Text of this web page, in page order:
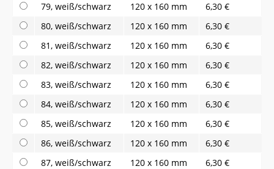
79, weiß/schwarz
120 x 160 mm
6,30 €
80, weiß/schwarz
120 x 160 mm
6,30 €
81, weiß/schwarz
120 x 160 mm
6,30 €
82, weiß/schwarz
120 x 160 mm
6,30 €
83, weiß/schwarz
120 x 160 mm
6,30 €
84, weiß/schwarz
120 x 160 mm
6,30 €
85, weiß/schwarz
120 x 160 mm
6,30 €
86, weiß/schwarz
120 x 160 mm
6,30 €
87, weiß/schwarz
120 x 160 mm
6,30 €